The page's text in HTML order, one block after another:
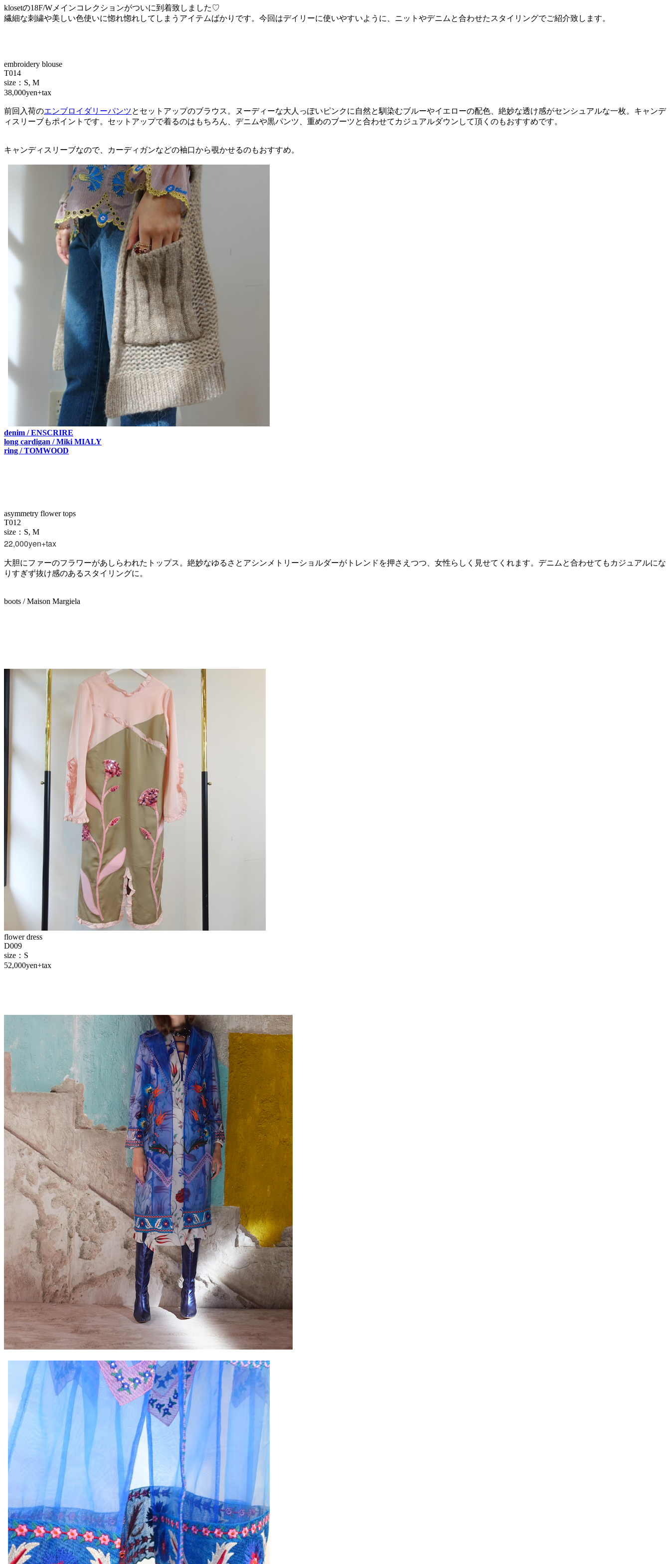
klosetの18F/Wメインコレクションがついに到着致しました♡
繊細な刺繍や美しい色使いに惚れ惚れしてしまうアイテムばかりです。今回はデイリーに使いやすいように、ニットやデニムと合わせたスタイリングでご紹介致します。
embroidery blouse
T014
size：S, M
38,000yen+tax
前回入荷のエンブロイダリーパンツとセットアップのブラウス。ヌーディーな大人っぽいピンクに自然と馴染むブルーやイエローの配色、絶妙な透け感がセンシュアルな一枚。キャンデ
ィスリーブもポイントです。セットアップで着るのはもちろん、デニムや黒パンツ、重めのブーツと合わせてカジュアルダウンして頂くのもおすすめです。
キャンディスリーブなので、カーディガンなどの袖口から覗かせるのもおすすめ。
denim / ENSCRIRE
long cardigan / Miki MIALY
ring / TOMWOOD
asymmetry flower tops
T012
size：S, M
22,000yen+tax
大胆にファーのフラワーがあしらわれたトップス。絶妙なゆるさとアシンメトリーショルダーがトレンドを押さえつつ、女性らしく見せてくれます。デニムと合わせてもカジュアルにな
りすぎず抜け感のあるスタイリングに。
boots / Maison Margiela
flower dress
D009
size：S
52,000yen+tax